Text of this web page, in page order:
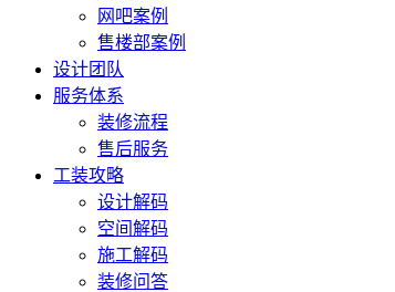
网吧案例
售楼部案例
设计团队
服务体系
装修流程
售后服务
工装攻略
设计解码
空间解码
施工解码
装修问答